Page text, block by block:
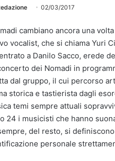
02/03/2017
cambiano ancora una
vocalist, che si chiama Yuri
a Danilo Sacco, erede
dei Nomadi in
dal gruppo, il cui percorso
storica e tastierista dagli
temi sempre attuali
24 i musicisti che hanno
del resto, si
personale